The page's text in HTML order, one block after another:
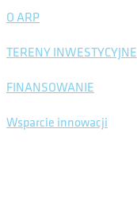
O ARP
TERENY INWESTYCYJNE
FINANSOWANIE
Wsparcie innowacji